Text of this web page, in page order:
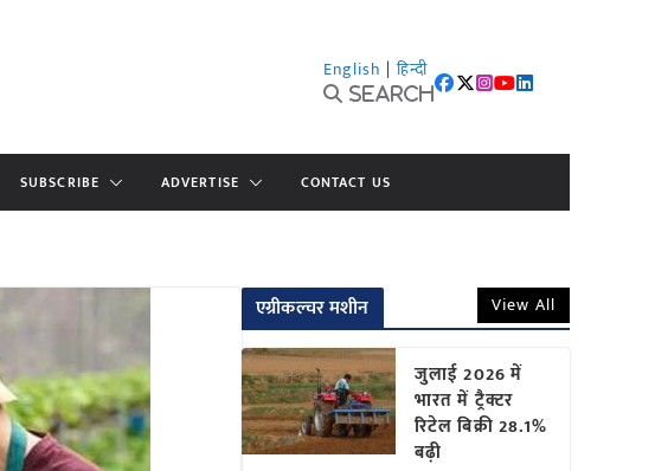
English | हिन्दी
Search
SUBSCRIBE ADVERTISE CONTACT US
एग्रीकल्चर मशीन View All
जुलाई 2026 में
भारत में ट्रैक्टर
रिटेल बिक्री 28.1%
बढ़ी